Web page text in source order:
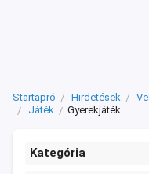
Startapró Hirdetések
Játék
Gyerekjáték
Kategória